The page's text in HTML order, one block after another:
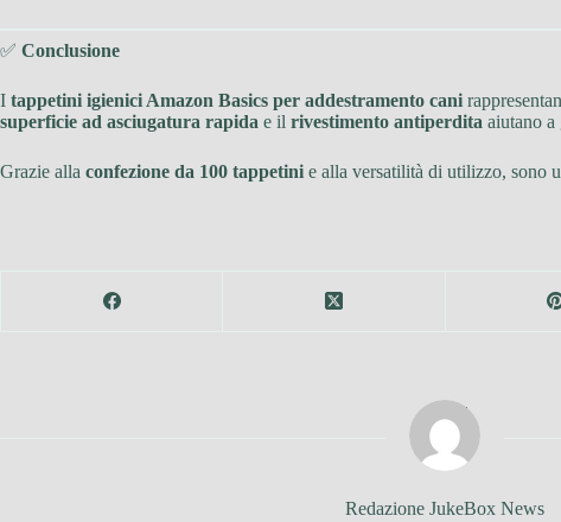
✅ Conclusione
I tappetini igienici Amazon Basics per addestramento cani
superficie ad asciugatura rapida e il rivestimento antiperdita aiutano
Grazie alla confezione da 100 tappetini e alla versatilità di utilizzo, sono
Redazione JukeBox News